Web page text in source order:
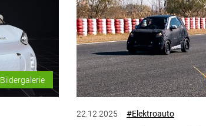
Bildergalerie
22.12.2025 #Elektroauto